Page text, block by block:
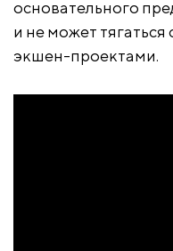
основательного
и не может
экшен-проектами.